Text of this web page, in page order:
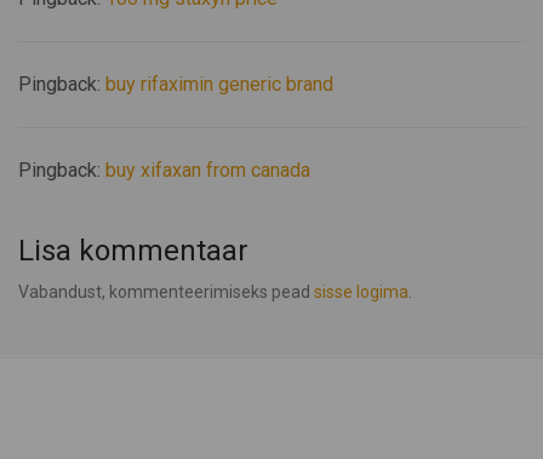
Pingback: buy rifaximin generic brand
Pingback: buy xifaxan from canada
Lisa kommentaar
Vabandust, kommenteerimiseks pead sisse logima.